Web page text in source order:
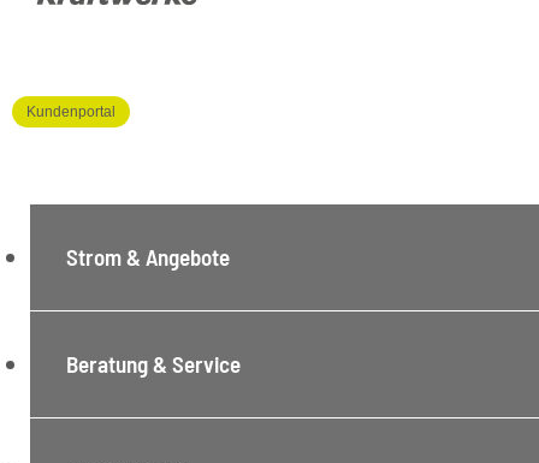
Kundenportal
Strom & Angebote
Beratung & Service